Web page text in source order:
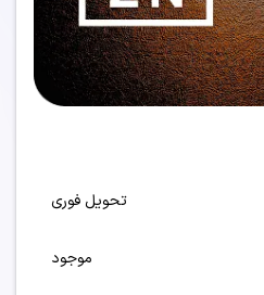
تحویل فوری
موجود